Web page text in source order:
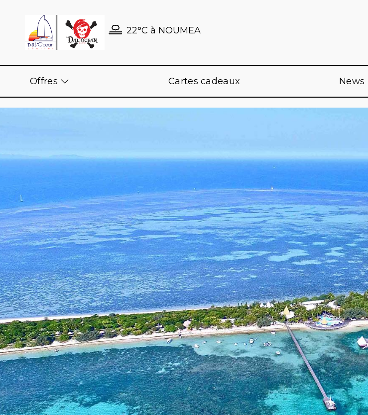
22°C à NOUMEA
Offres Cartes cadeaux News